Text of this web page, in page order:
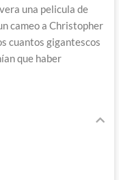
una pelicula de
cameo a Christopher
cuantos gigantescos
que haber